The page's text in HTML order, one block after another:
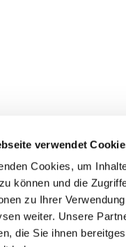
verwendet
Cookies, um
können und die
zu Ihrer
weiter. Unsere
die Sie ihnen